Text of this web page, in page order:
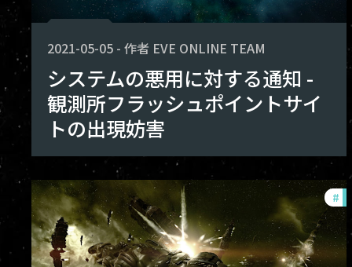
2021-05-05 - 作者 EVE ONLINE TEAM
システムの悪用に対する通知 -
観測所フラッシュポイントサイ
トの出現妨害
#